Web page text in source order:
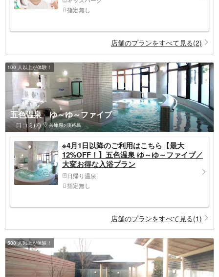
指定無し
店舗のプランをすべて見る(2)
100 人以上が体験！
五色温泉 ゆ～ゆ～ファイブ
口コミ(7) 兵庫県>淡路島
※4月1日以降のご利用はこちら【最大
12%OFF！】五色温泉 ゆ～ゆ～ファイブ／
大変お得な入浴プラン
日帰り温泉
指定無し
店舗のプランをすべて見る(1)
500 人以上が体験！